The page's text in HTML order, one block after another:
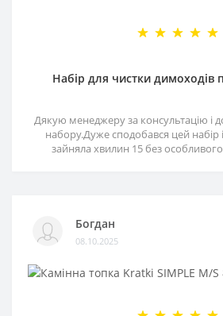
Набір для чистки димоходів
Дякую менеджеру за консультацію і
набору.Дуже сподобався цей набір
зайняла хвилин 15 без
Богдан
08.10.2025